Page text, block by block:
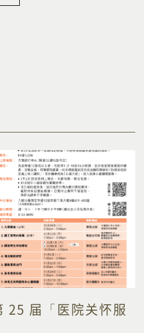
25 届「医院关怀服